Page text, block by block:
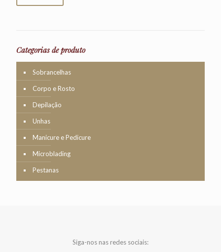
Categorias de produto
Sobrancelhas
Corpo e Rosto
Depilação
Unhas
Manicure e Pedicure
Microblading
Pestanas
Siga-nos nas redes sociais: